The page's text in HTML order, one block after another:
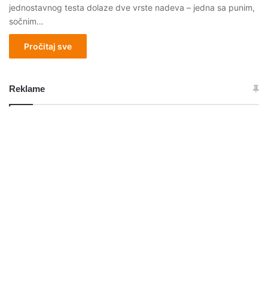
jednostavnog testa dolaze dve vrste nadeva – jedna sa punim,
sočnim…
Pročitaj sve
Reklame